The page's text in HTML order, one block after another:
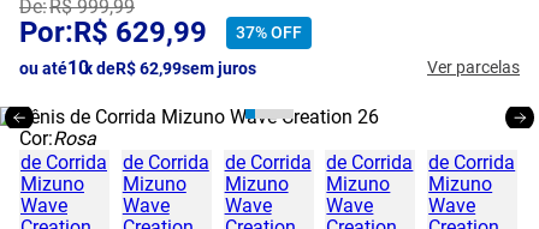
R$ 999,99
R$ 629,99 37%OFF
ou até10x deR$62,99sem juros Ver parcelas
Cor:Rosa